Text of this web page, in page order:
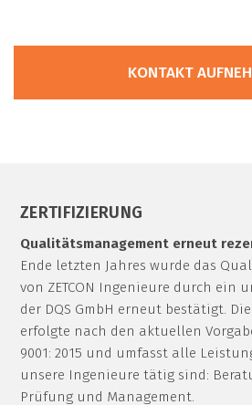
KONTAKT
ZERTIFIZIERUNG
Qualitätsmanagement erneut
Ende letzten Jahres wurde das
von ZETCON Ingenieure durch ein
der DQS GmbH erneut bestätigt.
erfolgte nach den aktuellen
9001: 2015 und umfasst alle
unsere Ingenieure tätig sind:
Prüfung und Management.